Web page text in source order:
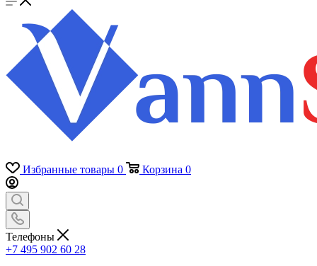
Избранные товары 0 Корзина 0
Телефоны
+7 495 902 60 28